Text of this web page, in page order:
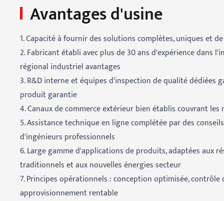
Avantages d'usine
1. Capacité à fournir des solutions complètes, uniques et
2. Fabricant établi avec plus de 30 ans d'expérience dans
régional industriel avantages
3. R&D interne et équipes d'inspection de qualité dédiées
produit garantie
4. Canaux de commerce extérieur bien établis couvrant les
5. Assistance technique en ligne complétée par des
d'ingénieurs professionnels
6. Large gamme d'applications de produits, adaptées aux
traditionnels et aux nouvelles énergies secteur
7. Principes opérationnels : conception optimisée,
approvisionnement rentable